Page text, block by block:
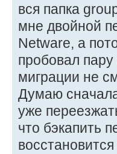
вся папка
мне двойной
Netware, а
пробовал
миграции не
Думаю
уже
что бэкапить